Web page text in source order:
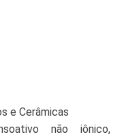
e Cerâmicas
não iônico,